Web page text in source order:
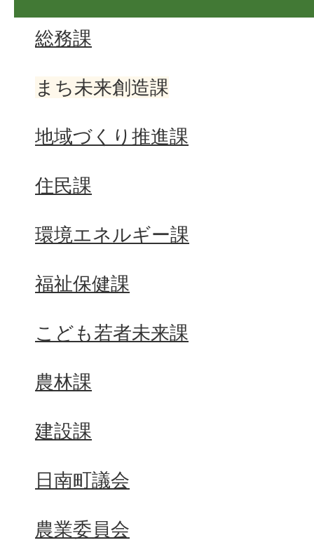
総務課
まち未来創造課
地域づくり推進課
住民課
環境エネルギー課
福祉保健課
こども若者未来課
農林課
建設課
日南町議会
農業委員会